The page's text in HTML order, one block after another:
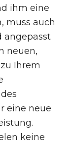
ihm eine
muss auch
angepasst
neuen,
Ihrem
eine neue
keine